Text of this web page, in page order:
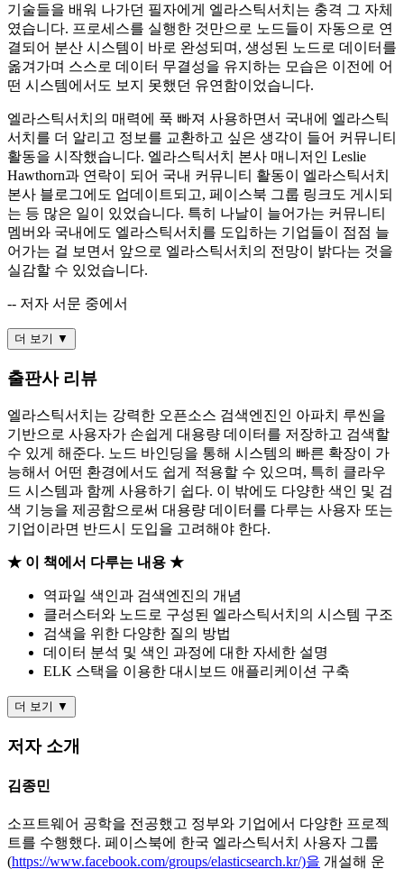
기술들을 배워 나가던 필자에게 엘라스틱서치는 충격 그 자체
였습니다. 프로세스를 실행한 것만으로 노드들이 자동으로 연
결되어 분산 시스템이 바로 완성되며, 생성된 노드로 데이터를
옮겨가며 스스로 데이터 무결성을 유지하는 모습은 이전에 어
떤 시스템에서도 보지 못했던 유연함이었습니다.
엘라스틱서치의 매력에 푹 빠져 사용하면서 국내에 엘라스틱
서치를 더 알리고 정보를 교환하고 싶은 생각이 들어 커뮤니티
활동을 시작했습니다. 엘라스틱서치 본사 매니저인 Leslie
Hawthorn과 연락이 되어 국내 커뮤니티 활동이 엘라스틱서치
본사 블로그에도 업데이트되고, 페이스북 그룹 링크도 게시되
는 등 많은 일이 있었습니다. 특히 나날이 늘어가는 커뮤니티
멤버와 국내에도 엘라스틱서치를 도입하는 기업들이 점점 늘
어가는 걸 보면서 앞으로 엘라스틱서치의 전망이 밝다는 것을
실감할 수 있었습니다.
-- 저자 서문 중에서
더 보기 ▼
출판사 리뷰
엘라스틱서치는 강력한 오픈소스 검색엔진인 아파치 루씬을
기반으로 사용자가 손쉽게 대용량 데이터를 저장하고 검색할
수 있게 해준다. 노드 바인딩을 통해 시스템의 빠른 확장이 가
능해서 어떤 환경에서도 쉽게 적용할 수 있으며, 특히 클라우
드 시스템과 함께 사용하기 쉽다. 이 밖에도 다양한 색인 및 검
색 기능을 제공함으로써 대용량 데이터를 다루는 사용자 또는
기업이라면 반드시 도입을 고려해야 한다.
★ 이 책에서 다루는 내용 ★
역파일 색인과 검색엔진의 개념
클러스터와 노드로 구성된 엘라스틱서치의 시스템 구조
검색을 위한 다양한 질의 방법
데이터 분석 및 색인 과정에 대한 자세한 설명
ELK 스택을 이용한 대시보드 애플리케이션 구축
더 보기 ▼
저자 소개
김종민
소프트웨어 공학을 전공했고 정부와 기업에서 다양한 프로젝
트를 수행했다. 페이스북에 한국 엘라스틱서치 사용자 그룹
(https://www.facebook.com/groups/elasticsearch.kr/)을 개설해 운